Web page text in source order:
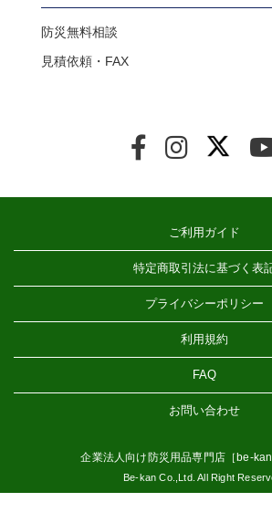
防災無料相談
見積依頼・FAX
ご利用ガイド
特定商取引法に基づく表
プライバシーポリシー
利用規約
FAQ
お問い合わせ
企業法人向け防災用品専門店［be-kan
Be-kan Co.,Ltd. All Right